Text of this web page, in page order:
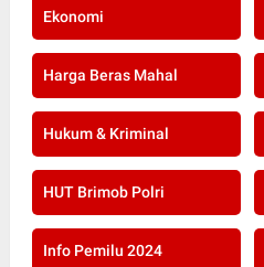
Ekonomi
Harga Beras Mahal
Hukum & Kriminal
HUT Brimob Polri
Info Pemilu 2024